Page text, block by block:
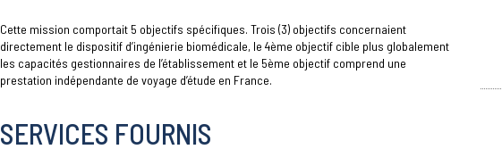
Cette mission comportait 5 objectifs spécifiques. Trois (3) objectifs concernaient
directement le dispositif d’ingénierie biomédicale, le 4ème objectif cible plus globalement
les capacités gestionnaires de l’établissement et le 5ème objectif comprend une
prestation indépendante de voyage d’étude en France.
SERVICES FOURNIS